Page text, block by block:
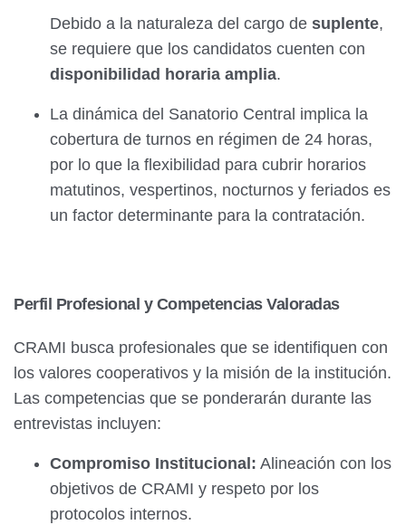
Debido a la naturaleza del cargo de suplente,
se requiere que los candidatos cuenten con
disponibilidad horaria amplia.
La dinámica del Sanatorio Central implica la
cobertura de turnos en régimen de 24 horas,
por lo que la flexibilidad para cubrir horarios
matutinos, vespertinos, nocturnos y feriados es
un factor determinante para la contratación.
Perfil Profesional y Competencias Valoradas
CRAMI busca profesionales que se identifiquen con
los valores cooperativos y la misión de la institución.
Las competencias que se ponderarán durante las
entrevistas incluyen:
Compromiso Institucional: Alineación con los
objetivos de CRAMI y respeto por los
protocolos internos.